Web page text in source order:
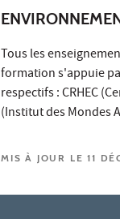
Tous les
formation s'appuie
respectifs : CRHEC
(Institut des Mondes
MIS À JOUR LE 11